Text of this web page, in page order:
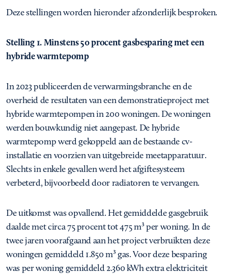
Deze stellingen worden hieronder afzonderlijk besproken.
Stelling 1. Minstens 50 procent gasbesparing met een
hybride warmtepomp
In 2023 publiceerden de verwarmingsbranche en de
overheid de resultaten van een demonstratieproject met
hybride warmtepompen in 200 woningen. De woningen
werden bouwkundig niet aangepast. De hybride
warmtepomp werd gekoppeld aan de bestaande cv-
installatie en voorzien van uitgebreide meetapparatuur.
Slechts in enkele gevallen werd het afgiftesysteem
verbeterd, bijvoorbeeld door radiatoren te vervangen.
De uitkomst was opvallend. Het gemiddelde gasgebruik
daalde met circa 75 procent tot 475 m³ per woning. In de
twee jaren voorafgaand aan het project verbruikten deze
woningen gemiddeld 1.850 m³ gas. Voor deze besparing
was per woning gemiddeld 2.360 kWh extra elektriciteit